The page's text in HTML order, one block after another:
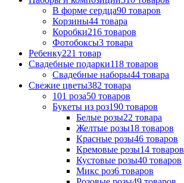
В форме сердца90 товаров
Корзины44 товара
Коробки216 товаров
Фотобоксы3 товара
Ребенку221 товар
Свадебные подарки118 товаров
Свадебные наборы44 товара
Свежие цветы382 товара
101 роза50 товаров
Букеты из роз190 товаров
Белые розы22 товара
Желтые розы18 товаров
Красные розы46 товаров
Кремовые розы14 товаров
Кустовые розы40 товаров
Микс роз6 товаров